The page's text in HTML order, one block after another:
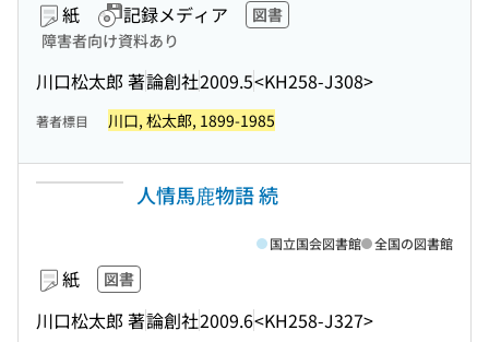
紙 記録メディア
図書
障害者向け資料あり
川口松太郎 著論創社2009.5<KH258-J308>
著者標目 川口, 松太郎, 1899-1985
人情馬鹿物語 続
紙 図書
川口松太郎 著論創社2009.6<KH258-J327>
国立国会図書館 全国の図書館